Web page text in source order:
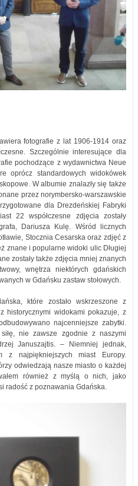
fotografie z lat 1906-1914 oraz
Szczególnie interesujące dla
pochodzące z wydawnictwa Neue
oprócz standardowych widokówek
W albumie znalazły się także
przez norymbersko-warszawskie
dla Drezdeńskiej Fabryki
22 współczesne zdjęcia zostały
Dariusza Kulę. Wśród licznych
Stocznia Cesarska oraz zdjęć z
znane i popularne widoki ulic Długiej
zostały także zdjęcia mniej znanych
wnętrza niektórych gdańskich
w Gdańsku zastaw stołowych.
które zostało wskrzeszone z
historycznymi widokami pokazuje, z
najcenniejsze zabytki.
nie zawsze zgodnie z naszymi
Januszajtis. – Niemniej jednak,
z najpiękniejszych miast Europy.
odwiedzają nasze miasto o każdej
również z myślą o nich, jako
radość z poznawania Gdańska.